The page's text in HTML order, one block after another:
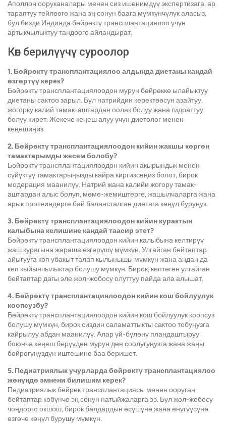
Аполлон ооруканалары менен сиз ишенимдүү экспертизага, ар
тараптуу тейлөөгө жана эң сонун баага мүмкүнчүлүк аласыз,
бул бизди Индияда бөйрөктү трансплантациялоо үчүн
артыкчылыктуу тандоого айландырат.
Көп берилүүчү суроолор
1. Бөйрөктү трансплантациялоо алдында диетаны кандай
өзгөртүү керек?
Бөйрөктү трансплантациялоодон мурун бөйрөккө ылайыктуу
диетаны сактоо зарыл. Бул натрийдин керектөөсүн азайтуу,
жогорку калий тамак-аштардан оолак болуу жана гидраттуу
болуу кирет. Жекече кеңеш алуу үчүн диетолог менен
кеңешиңиз.
2. Бөйрөктү трансплантациялоодон кийин жакшы көргөн
тамактарымды жесем болобу?
Бөйрөктү трансплантациялоодон кийин акырындык менен
сүйүктүү тамактарыңызды кайра киргизсеңиз болот, бирок
модерация маанилүү. Натрий жана калийи жогору тамак-
аштардан алыс болуп, мөмө-жемиштерге, жашылчаларга жана
арык протеиндерге бай балансталган диетага көңүл буруңуз.
3. Бөйрөктү трансплантациялоодон кийин курактын
калыбына келишине кандай таасир этет?
Бөйрөктү трансплантациялоодон кийин калыбына келтирүү
жаш курагына жараша өзгөрүшү мүмкүн. Улгайган бейтаптар
айыгууга көп убакыт талап кылынышы мүмкүн жана андан да
көп кыйынчылыктар болушу мүмкүн. Бирок, көптөгөн улгайган
бейтаптар дагы эле жол-жобосу олуттуу пайда ала алышат.
4. Бөйрөктү трансплантациялоодон кийин кош бойлуулук
коопсузбу?
Бөйрөктү трансплантациялоодон кийин кош бойлуулук коопсуз
болушу мүмкүн, бирок сиздин саламаттыкты сактоо тобуңузга
кайрылуу абдан маанилүү. Алар үй-бүлөнү пландаштыруу
боюнча кеңеш берүүдөн мурун ден соолугуңузга жана жаңы
бөйрөгүңүздүн иштешине баа беришет.
5. Педиатриялык учурларда бөйрөктү трансплантациялоо
жөнүндө эмнени билишим керек?
Педиатриялык бөйрөк трансплантациясы менен ооруган
бейтаптар көбүнчө эң сонун натыйжаларга ээ. Бул жол-жобосу
чоңдорго окшош, бирок балдардын өсүшүнө жана өнүгүүсүнө
өзгөчө көңүл бурушу мүмкүн.